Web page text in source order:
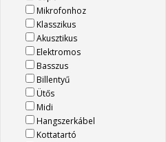
Mikrofonhoz
Klasszikus
Akusztikus
Elektromos
Basszus
Billentyű
Ütős
Midi
Hangszerkábel
Kottatartó